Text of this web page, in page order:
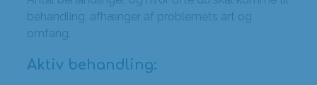
behandling, afhænger af problemets art og
omfang.
Aktiv behandling: